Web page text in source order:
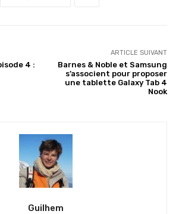
4 :
ARTICLE SUIVANT
Barnes & Noble et Samsung
s’associent pour proposer
une tablette Galaxy Tab 4
Nook
Guilhem